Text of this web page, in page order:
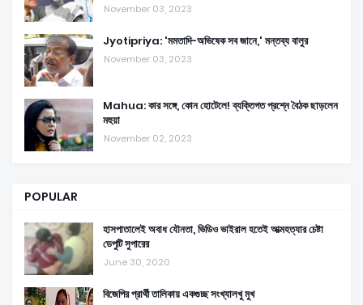
November 03, 2023
Jyotipriya: 'মমতাদি-অভিষেক সব জানে,' মন্তব্য বালুর
November 03, 2023
Mahua: কার সঙ্গে, কোন হোটেলে! ব্যক্তিগত প্রশ্নে বৈঠক ছাড়লেন
মহুয়া
November 02, 2023
POPULAR
হাসপাতালেই অবাধ যৌনতা, ভিডিও ভাইরাল হতেই আত্মহত্যার চেষ্টা
ডেপুটি সুপারের
June 30, 2020
বিজেপির প্রার্থী তালিকায় একগুচ্ছ সংখ্যালখু মুখ